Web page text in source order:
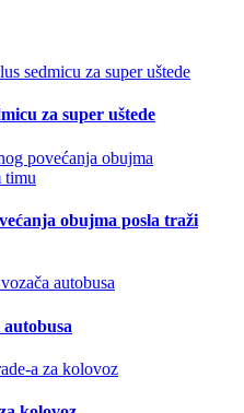
za super uštede
obujma posla traži